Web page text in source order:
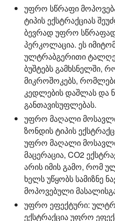
უფრო სწრაფი
ტიპის ექსტრაქციას
ბევრად უფრო
პერკოლაცია. ეს
ულტრაბგერითი
ბუშტებს გამხსნელში,
მიკროშოკებს,
კედლების დაშლას და
განთავისუფლებას.
უფრო მაღალი
ზონდის ტიპის
უფრო მაღალი
მაცერაცია, CO2
არის იმის გამო, რომ
ხელს უწყობს სამიზნე
მოპოვებული
უფრო ეფექტური:
ექსტრაქცია უფრო